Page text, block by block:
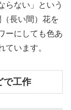
らない」という
長い間）花を
ーにしても色あ
います。
で工作